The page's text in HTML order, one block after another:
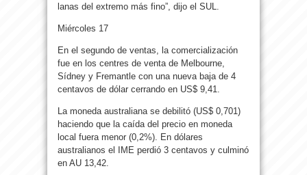
lanas del extremo más fino”, dijo el SUL.
Miércoles 17
En el segundo de ventas, la comercialización
fue en los centres de venta de Melbourne,
Sídney y Fremantle con una nueva baja de 4
centavos de dólar cerrando en US$ 9,41.
La moneda australiana se debilitó (US$ 0,701)
haciendo que la caída del precio en moneda
local fuera menor (0,2%). En dólares
australianos el IME perdió 3 centavos y culminó
en AU 13,42.